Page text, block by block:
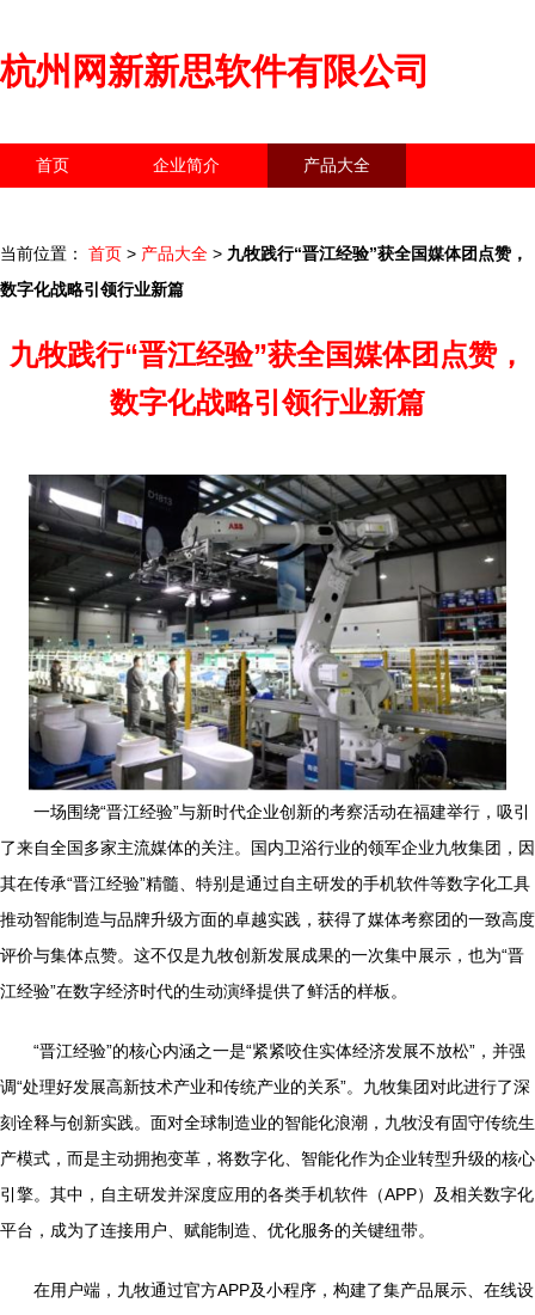
杭州网新新思软件有限公司
首页 企业简介 产品大全
当前位置： 首页 > 产品大全 > 九牧践行“晋江经验”获全国媒体团点赞，
数字化战略引领行业新篇
九牧践行“晋江经验”获全国媒体团点赞，
数字化战略引领行业新篇
一场围绕“晋江经验”与新时代企业创新的考察活动在福建举行，吸引
了来自全国多家主流媒体的关注。国内卫浴行业的领军企业九牧集团，因
其在传承“晋江经验”精髓、特别是通过自主研发的手机软件等数字化工具
推动智能制造与品牌升级方面的卓越实践，获得了媒体考察团的一致高度
评价与集体点赞。这不仅是九牧创新发展成果的一次集中展示，也为“晋
江经验”在数字经济时代的生动演绎提供了鲜活的样板。
“晋江经验”的核心内涵之一是“紧紧咬住实体经济发展不放松”，并强
调“处理好发展高新技术产业和传统产业的关系”。九牧集团对此进行了深
刻诠释与创新实践。面对全球制造业的智能化浪潮，九牧没有固守传统生
产模式，而是主动拥抱变革，将数字化、智能化作为企业转型升级的核心
引擎。其中，自主研发并深度应用的各类手机软件（APP）及相关数字化
平台，成为了连接用户、赋能制造、优化服务的关键纽带。
在用户端，九牧通过官方APP及小程序，构建了集产品展示、在线设